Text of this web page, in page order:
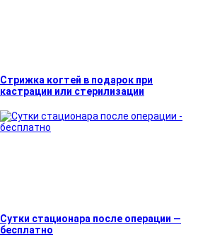
Стрижка когтей в подарок при
кастрации или стерилизации
Сутки стационара после операции —
бесплатно